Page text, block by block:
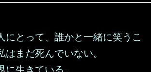
にとって、誰かと一緒に笑うこ
はまだ死んでいない。
生きている。